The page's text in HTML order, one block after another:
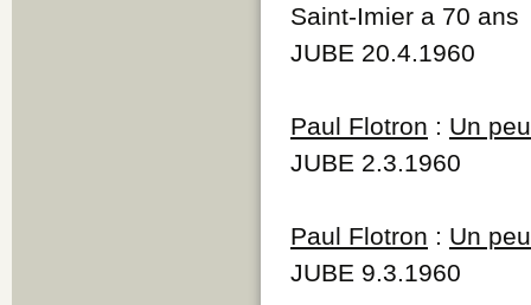
Saint-Imier a 70 ans
JUBE 20.4.1960
Paul Flotron : Un
JUBE 2.3.1960
Paul Flotron : Un
JUBE 9.3.1960